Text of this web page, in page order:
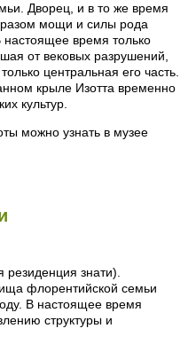
Дворец, и в то же время
мощи и силы рода
время только
от вековых разрушений,
центральная его часть.
крыле Изотта временно
культур.
можно узнать в музее
знати).
флорентийской семьи
В настоящее время
структуры и